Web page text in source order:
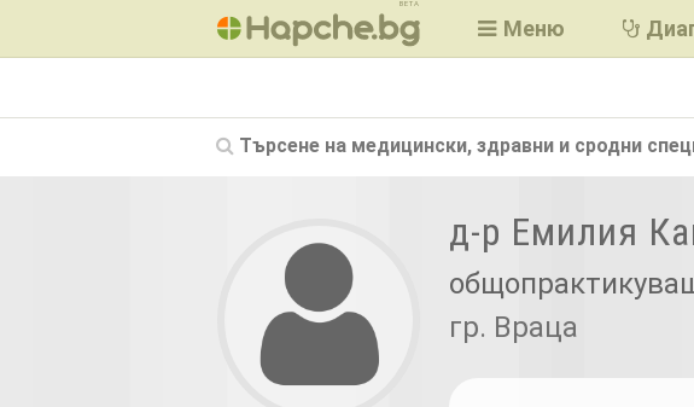
BETA
Меню
Търсене на медицински, здравни и сродни
д-р Емилия
гр. Враца